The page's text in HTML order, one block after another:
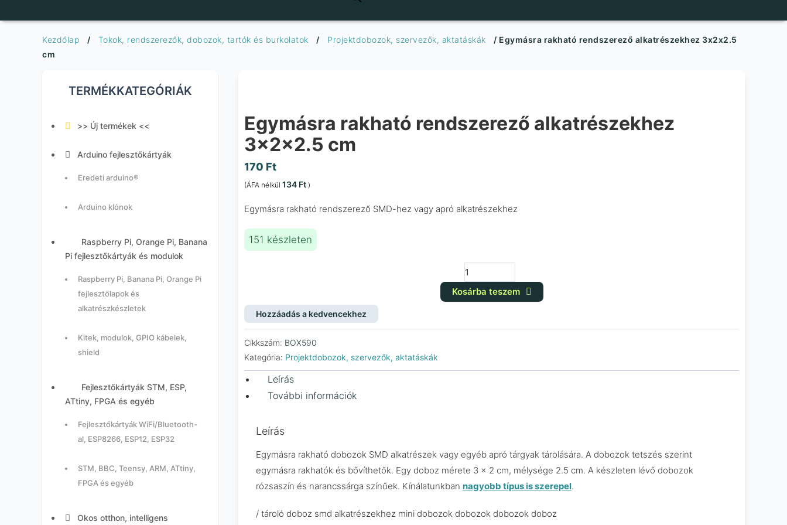
ötlete,
Kezdőlap / Tokok, rendszerezők, dobozok, tartók és burkolatok / Projektdobozok, szervezők, aktatáskák
/ Egymásra rakható rendszerező alkatrészekhez 3x2x2.5
cm
Egymásra rakható rendszerező alkatrészekhez
3x2x2.5 cm
170 Ft
(ÁFA nélkül 134 Ft )
Egymásra rakható rendszerező SMD-hez vagy apró alkatrészekhez
151 készleten
rakható
rendszerező
mennyiség
Kosárba teszem
Hozzáadás a kedvencekhez
Cikkszám: BOX590
Kategória: Projektdobozok, szervezők, aktatáskák
Leírás
További információk
Leírás
Egymásra rakható dobozok SMD alkatrészek vagy egyéb apró tárgyak tárolására. A dobozok tetszés szerint
egymásra rakhatók és bővíthetők. Egy doboz mérete 3 x 2 cm, mélysége 2.5 cm. A készleten lévő dobozok
rózsaszín és narancssárga színűek. Kínálatunkban nagyobb típus is szerepel.
/ tároló doboz smd alkatrészekhez mini dobozok dobozok dobozok doboz
TERMÉKKATEGÓRIÁK
>> Új termékek <<
Arduino fejlesztőkártyák
Eredeti arduino®
Arduino klónok
Raspberry Pi, Orange Pi, Banana
Pi fejlesztőkártyák és modulok
Raspberry Pi, Banana Pi, Orange Pi
fejlesztőlapok és
alkatrészkészletek
Kitek, modulok, GPIO kábelek,
shield
Fejlesztőkártyák STM, ESP,
ATtiny, FPGA és egyéb
Fejlesztőkártyák WiFi/Bluetooth-
al, ESP8266, ESP12, ESP32
STM, BBC, Teensy, ARM, ATtiny,
FPGA és egyéb
Okos otthon, intelligens